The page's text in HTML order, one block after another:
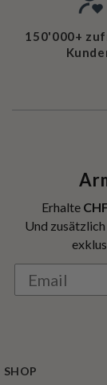
150'000+
Erhalte
Und
SHOP